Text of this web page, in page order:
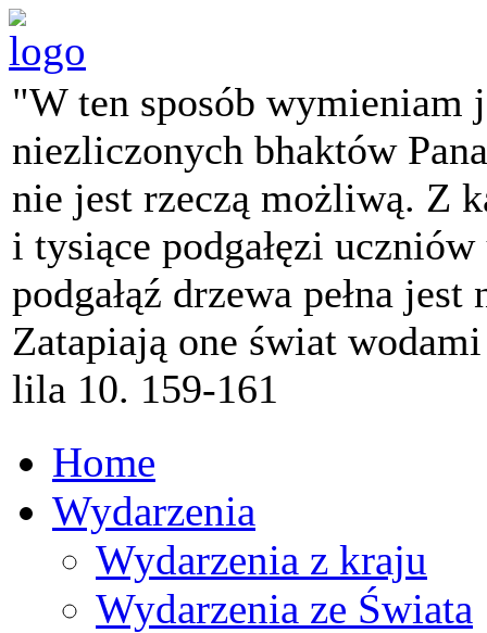
"W ten sposób wymieniam
niezliczonych bhaktów
nie jest rzeczą możliwą. Z
i tysiące podgałęzi
podgałąź drzewa pełna
Zatapiają one świat
lila 10. 159-161
Home
Wydarzenia
Wydarzenia z kraju
Wydarzenia ze Świata